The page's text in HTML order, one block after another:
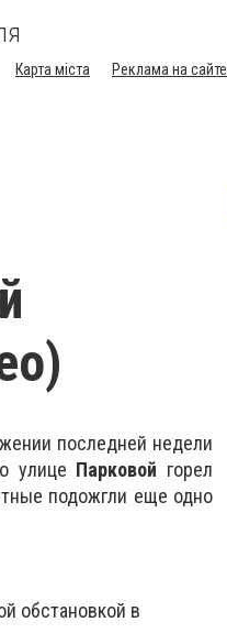
Карта міста
Реклама на сайте
последней недели
улице Парковой горел
подожгли еще одно
обстановкой в